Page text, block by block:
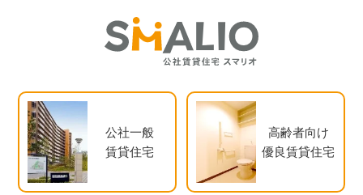
公社一般
賃貸住宅
高齢者向け
優良賃貸住宅